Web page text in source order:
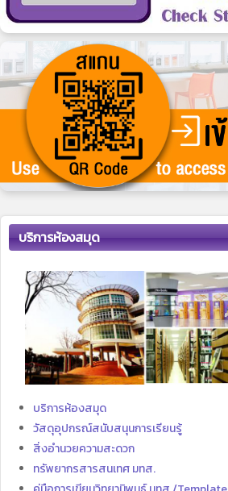
บริการห้องสมุด
บริการห้องสมุด
วัสดุอุปกรณ์สนับสนุนการเรียนรู้
สิ่งอำนวยความสะดวก
ทรัพยากรสารสนเทศ มทส.